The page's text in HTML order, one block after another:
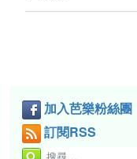
加入芭樂粉絲團
訂閱RSS